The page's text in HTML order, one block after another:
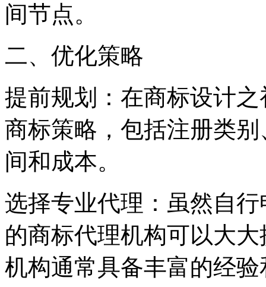
间节点。
二、优化策略
提前规划‌：在商标设计
商标策略，包括注册类
间和成本。
选择专业代理‌：虽然自
的商标代理机构可以大
机构通常具备丰富的经